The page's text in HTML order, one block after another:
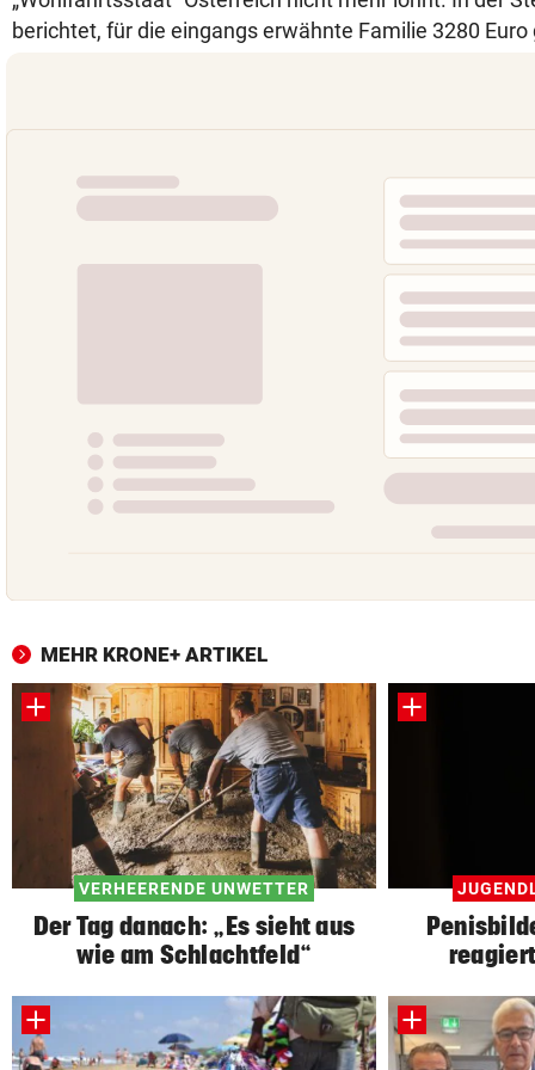
berichtet, für die eingangs erwähnte Familie 3280 Euro
MEHR KRONE+ ARTIKEL
VERHEERENDE UNWETTER
Der Tag danach: „Es sieht aus
wie am Schlachtfeld“